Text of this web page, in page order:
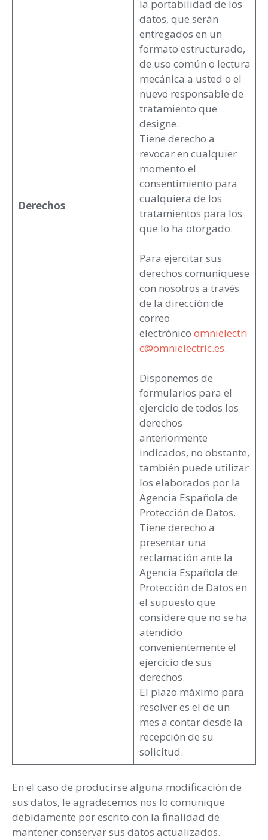
Derechos
la portabilidad de los
datos, que serán
entregados en un
formato estructurado,
de uso común o lectura
mecánica a usted o el
nuevo responsable de
tratamiento que
designe.
Tiene derecho a
revocar en cualquier
momento el
consentimiento para
cualquiera de los
tratamientos para los
que lo ha otorgado.
Para ejercitar sus
derechos comuníquese
con nosotros a través
de la dirección de
correo
electrónico omnielectri
c@omnielectric.es.
Disponemos de
formularios para el
ejercicio de todos los
derechos
anteriormente
indicados, no obstante,
también puede utilizar
los elaborados por la
Agencia Española de
Protección de Datos.
Tiene derecho a
presentar una
reclamación ante la
Agencia Española de
Protección de Datos en
el supuesto que
considere que no se ha
atendido
convenientemente el
ejercicio de sus
derechos.
El plazo máximo para
resolver es el de un
mes a contar desde la
recepción de su
solicitud.
En el caso de producirse alguna modificación de
sus datos, le agradecemos nos lo comunique
debidamente por escrito con la finalidad de
mantener conservar sus datos actualizados.